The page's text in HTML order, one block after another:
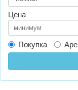
Цена
Покупка